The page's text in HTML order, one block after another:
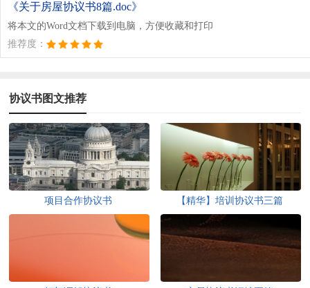
《关于房屋协议书8篇.doc》
将本文的Word文档下载到电脑，方便收藏和打印
推荐度：
协议书图文推荐
项目合作协议书 【精华】培训协议书三篇